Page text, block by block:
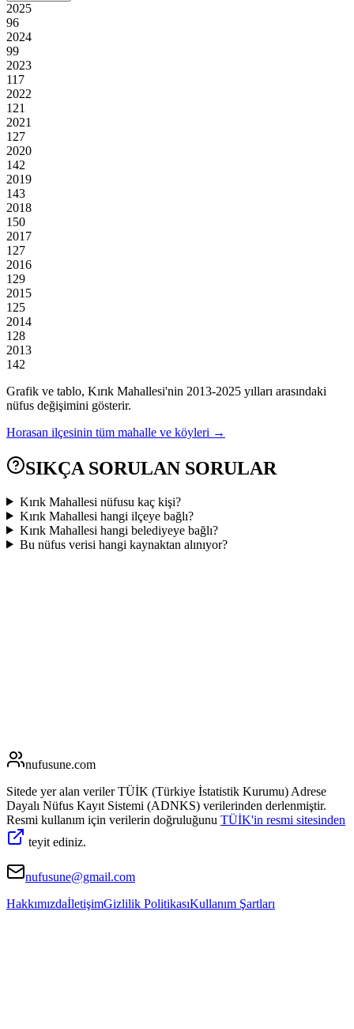
2025
96
2024
99
2023
117
2022
121
2021
127
2020
142
2019
143
2018
150
2017
127
2016
129
2015
125
2014
128
2013
142
Grafik ve tablo, Kırık Mahallesi'nin 2013-2025 yılları arasındaki
nüfus değişimini gösterir.
Horasan ilçesinin tüm mahalle ve köyleri →
SIKÇA SORULAN SORULAR
Kırık Mahallesi nüfusu kaç kişi?
Kırık Mahallesi hangi ilçeye bağlı?
Kırık Mahallesi hangi belediyeye bağlı?
Bu nüfus verisi hangi kaynaktan alınıyor?
nufusune.com
Sitede yer alan veriler TÜİK (Türkiye İstatistik Kurumu) Adrese
Dayalı Nüfus Kayıt Sistemi (ADNKS) verilerinden derlenmiştir.
Resmi kullanım için verilerin doğruluğunu TÜİK'in resmi sitesinden
teyit ediniz.
nufusune@gmail.com
HakkımızdaİletişimGizlilik PolitikasıKullanım Şartları